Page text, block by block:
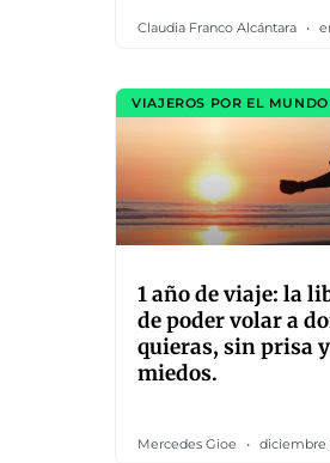
Claudia Franco Alcántara
VIAJEROS POR EL MUNDO
1 año de viaje: la
de poder volar a
quieras, sin prisa
miedos.
Mercedes Gioe diciembre